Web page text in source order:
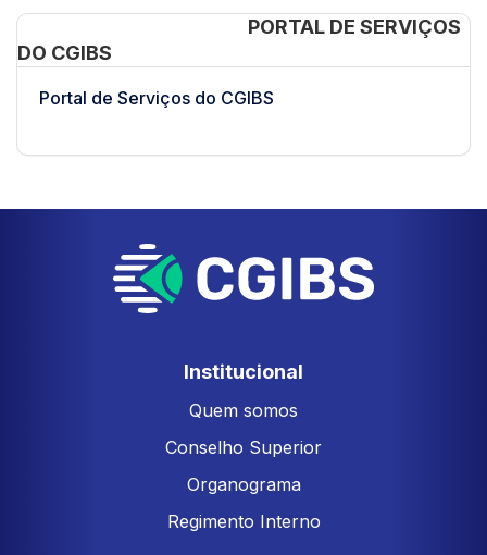
PORTAL DE SERVIÇOS
DO CGIBS
Portal de Serviços do CGIBS
Institucional
Quem somos
Conselho Superior
Organograma
Regimento Interno